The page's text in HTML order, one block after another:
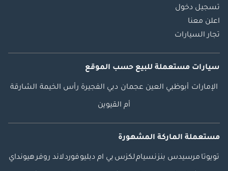
تسجيل دخول
اعلن معنا
تجار السيارات
سيارات مستعملة للبيع حسب الموقع
الإمارات أبوظبي العين عجمان دبي الفجيرة رأس الخيمة الشارقة
أم القيوين
مستعملة الماركة المشهورة
تويوتا مرسيدس بنزنسياملكزس بي ام دبليوفوردلاند روفرهيونداي